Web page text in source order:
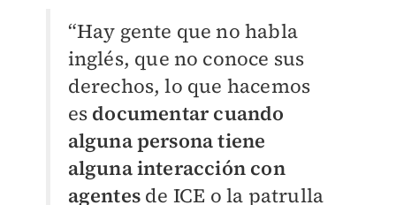
“Hay gente que no habla
inglés, que no conoce sus
derechos, lo que hacemos
es documentar cuando
alguna persona tiene
alguna interacción con
agentesde ICE o la patrulla